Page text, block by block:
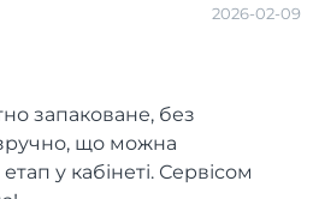
2026-02-09
запаковане, без
що можна
у кабінеті. Сервісом